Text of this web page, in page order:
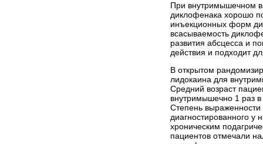
При внутримышечном
диклофенака хорошо
инъекционных форм
всасываемость
развития абсцесса и
действия и подходит
В открытом
лидокаина для
Средний возраст
внутримышечно 1 раз
Степень
диагностированного
хроническим
пациентов отмечали